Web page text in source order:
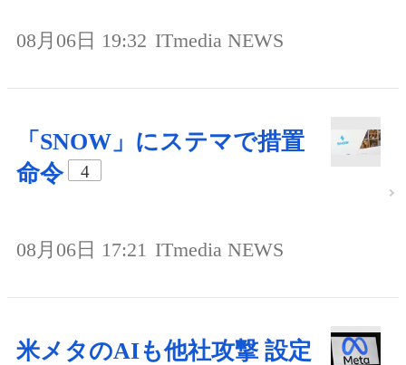
08月06日 19:32 ITmedia NEWS
「SNOW」にステマで措置
命令
4
08月06日 17:21 ITmedia NEWS
米メタのAIも他社攻撃 設定